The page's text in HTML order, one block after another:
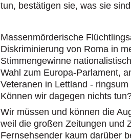
tun, bestätigen sie, was sie
Massenmörderische
Diskriminierung von Roma in
Stimmengewinne
Wahl zum Europa-Parlament,
Veteranen in Lettland -
Können wir dagegen nichts
Wir müssen und können die
weil die großen Zeitungen und
Fernsehsender kaum darüber